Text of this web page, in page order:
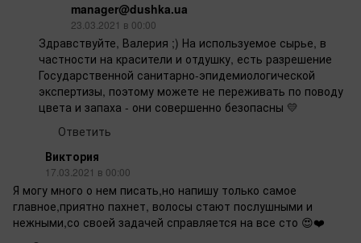
manager@dushka.ua
23.03.2021 в 00:00
Здравствуйте, Валерия ;) На используемое сырье, в
частности на красители и отдушку, есть разрешение
Государственной санитарно-эпидемиологической
экспертизы, поэтому можете не переживать по поводу
цвета и запаха - они совершенно безопасны 💛
Ответить
Виктория
17.03.2021 в 00:00
Я могу много о нем писать,но напишу только самое
главное,приятно пахнет, волосы стают послушными и
нежными,со своей задачей справляется на все сто 😍❤️